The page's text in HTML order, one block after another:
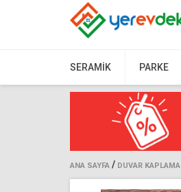
SERAMIK PARKE
ANA SAYFA / DUVAR KAPLAMA